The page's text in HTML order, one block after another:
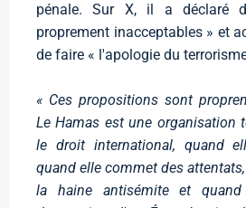
pénale. Sur X, il a déclaré
proprement inacceptables » et
de faire « l'apologie du
« Ces propositions sont
Le Hamas est une organisation
le droit international, quand
quand elle commet des
la haine antisémite et